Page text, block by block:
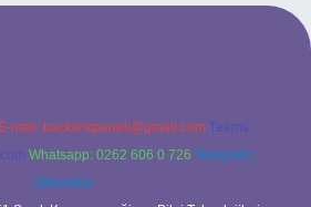
E-mail: backlinkpaneli@gmail.com Teams:
Whatsapp: 0262 606 0 726 Telegram:
@karabul